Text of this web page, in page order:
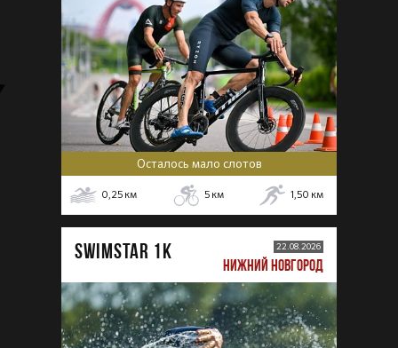
Осталось мало слотов
0,25 км 5 км 1,50 км
SWIMSTAR 1K 22.08.2026
НИЖНИЙ НОВГОРОД